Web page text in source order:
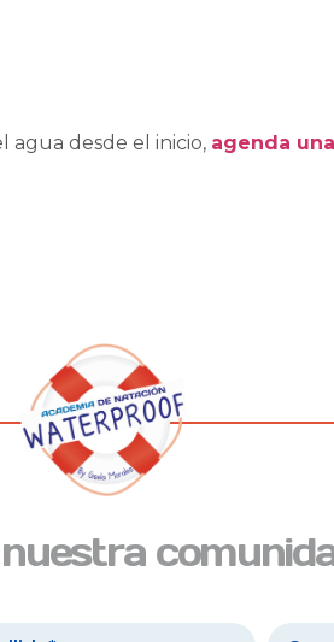
agua desde el inicio, agenda